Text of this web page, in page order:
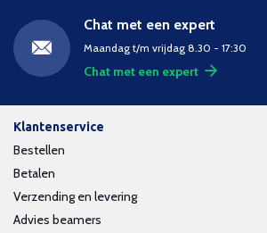
Chat met een expert
Maandag t/m vrijdag 8.30 - 17:30
Chat met een expert
Klantenservice
Bestellen
Betalen
Verzending en levering
Advies beamers